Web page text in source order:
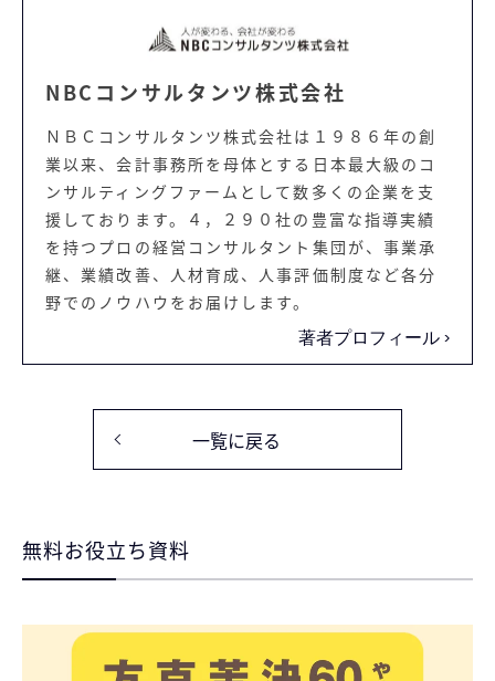
NBCコンサルタンツ株式会社
ＮＢＣコンサルタンツ株式会社は１９８６年の創
業以来、会計事務所を母体とする日本最大級のコ
ンサルティングファームとして数多くの企業を支
援しております。４，２９０社の豊富な指導実績
を持つプロの経営コンサルタント集団が、事業承
継、業績改善、人材育成、人事評価制度など各分
野でのノウハウをお届けします。
著者プロフィール
一覧に戻る
無料お役立ち資料